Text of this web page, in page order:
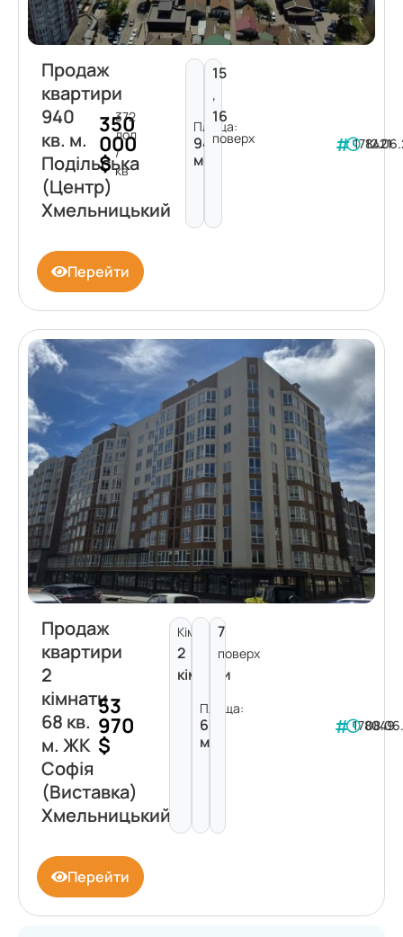
Продаж
квартири
940
кв. м.
Подільська
(Центр)
Хмельницький
350
000
$
372
дол
/
кв
Площа:
940
м²
15
,
16
поверх 178421
Перейти
Продаж
квартири
2
кімнати
68 кв.
м. ЖК
Софія
(Виставка)
Хмельницький
53
970
$
Кімнат:
2
кімнати
Площа:
68
м²
7
поверх
178049
Перейти